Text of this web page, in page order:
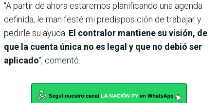
“A partir de ahora estaremos planificando una agenda
definida, le manifesté mi predisposición de trabajar y
pedirle su ayuda. El contralor mantiene su visión, de
que la cuenta única no es legal y que no debió ser
aplicado“, comentó.